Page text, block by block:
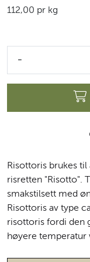
112,00 pr kg
-
Risottoris brukes
risretten "Risotto".
smakstilsett med
Risottoris av type
risottoris fordi den
høyere temperatur